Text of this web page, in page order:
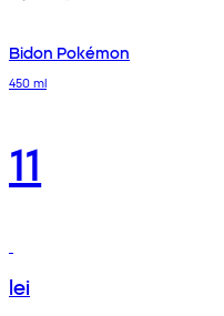
Bidon Pokémon
450 ml
11
lei